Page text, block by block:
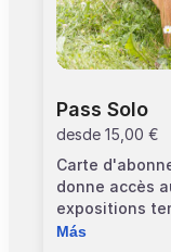
Pass Solo
desde 15,00 €
Carte
donne accès
expositions
Jacobins. Elle
Más